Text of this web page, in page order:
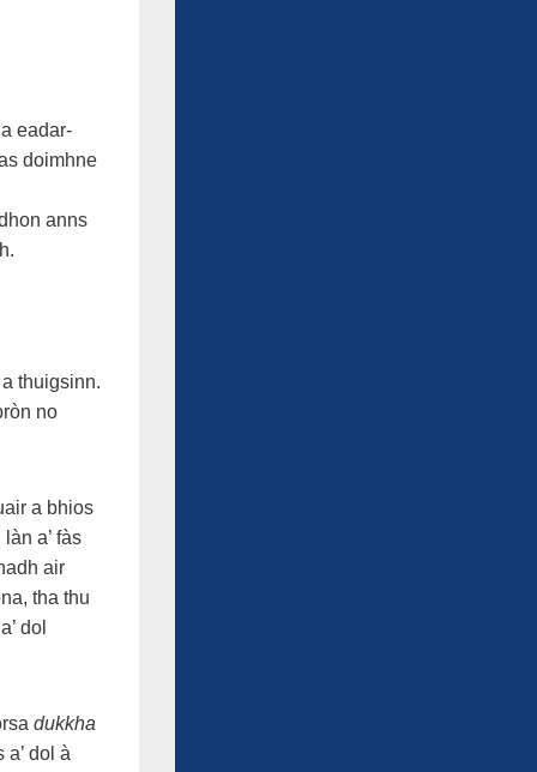
eadar-
doimhne
anns
thuigsinn.
no
a bhios
a’ fàs
air
tha thu
dol
dukkha
dol à